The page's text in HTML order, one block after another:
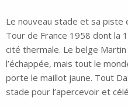
Le nouveau stade et sa
Tour de France 1958 dont la
cité thermale. Le belge
l’échappée, mais tout le
porte le maillot jaune. Tout
stade pour l’apercevoir et